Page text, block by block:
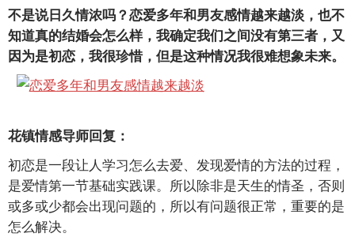
不是说日久情浓吗？恋爱多年和男友感情越来越淡，也不
知道真的结婚会怎么样，我确定我们之间没有第三者，又
因为是初恋，我很珍惜，但是这种情况我很难想象未来。
花镇情感导师回复：
初恋是一段让人学习怎么去爱、发现爱情的方法的过程，
是爱情第一节基础实践课。所以除非是天生的情圣，否则
或多或少都会出现问题的，所以有问题很正常，重要的是
怎么解决。